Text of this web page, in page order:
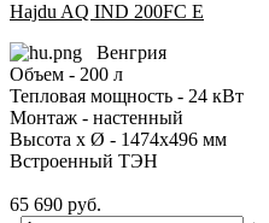
Hajdu AQ IND 200FC E
Венгрия
Объем - 200 л
Тепловая мощность - 24 кВт
Монтаж - настенный
Высота x Ø - 1474x496 мм
Встроенный ТЭН
65 690 руб.